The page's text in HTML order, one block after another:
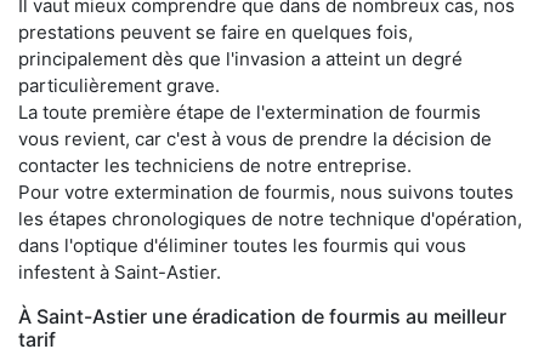
Il vaut mieux comprendre que dans de nombreux cas, nos
prestations peuvent se faire en quelques fois,
principalement dès que l'invasion a atteint un degré
particulièrement grave.
La toute première étape de l'extermination de fourmis
vous revient, car c'est à vous de prendre la décision de
contacter les techniciens de notre entreprise.
Pour votre extermination de fourmis, nous suivons toutes
les étapes chronologiques de notre technique d'opération,
dans l'optique d'éliminer toutes les fourmis qui vous
infestent à Saint-Astier.
À Saint-Astier une éradication de fourmis au meilleur
tarif